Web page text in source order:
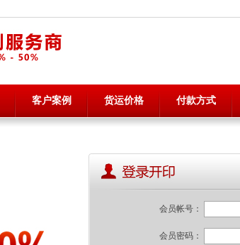
客户案例 货运价格 付款方式
会员帐号：
会员密码：